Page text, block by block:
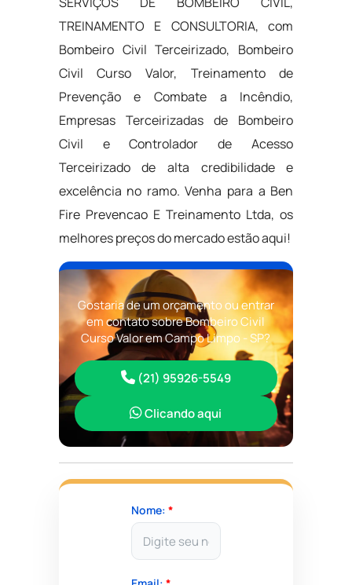
TREINAMENTO E CONSULTORIA, com
Bombeiro Civil Terceirizado, Bombeiro
Civil Curso Valor, Treinamento de
Prevenção e Combate a Incêndio,
Empresas Terceirizadas de Bombeiro
Civil e Controlador de Acesso
Terceirizado de alta credibilidade e
excelência no ramo. Venha para a Ben
Fire Prevencao E Treinamento Ltda, os
melhores preços do mercado estão aqui!
Gostaria de um orçamento ou entrar
em contato sobre Bombeiro Civil
Curso Valor em Campo Limpo - SP?
(21) 95926-5549
Clicando aqui
Nome: *